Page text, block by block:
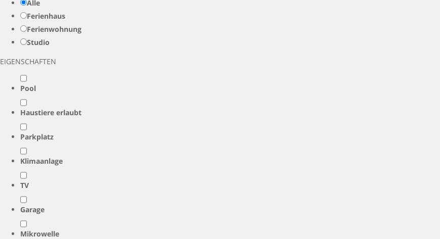
Alle
Ferienhaus
Ferienwohnung
Studio
EIGENSCHAFTEN
Pool
Haustiere erlaubt
Parkplatz
Klimaanlage
TV
Garage
Mikrowelle